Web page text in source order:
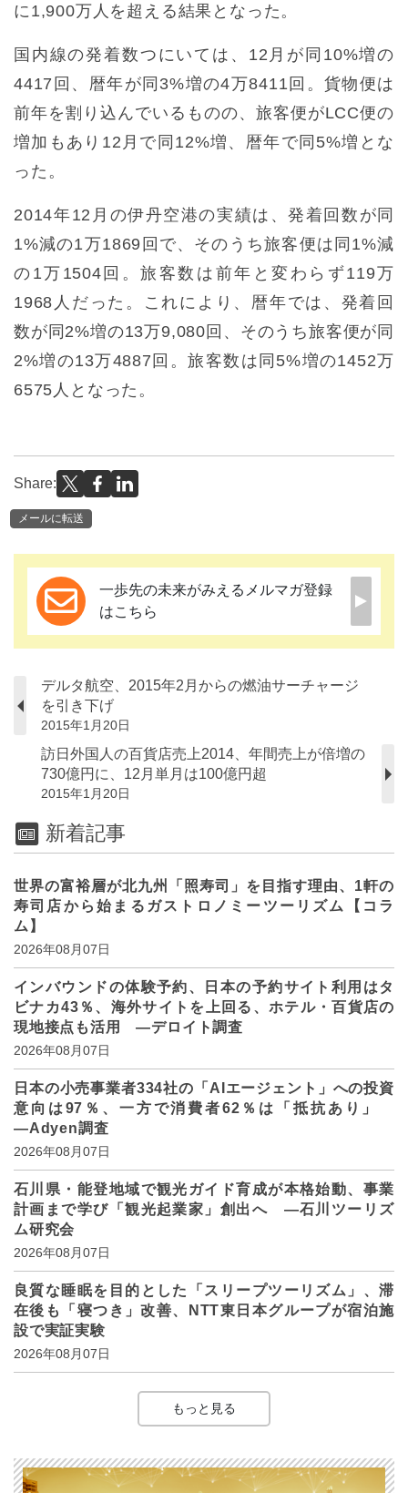
に1,900万人を超える結果となった。
国内線の発着数つにいては、12月が同10%増の
4417回、暦年が同3%増の4万8411回。貨物便は
前年を割り込んでいるものの、旅客便がLCC便の
増加もあり12月で同12%増、暦年で同5%増とな
った。
2014年12月の伊丹空港の実績は、発着回数が同
1%減の1万1869回で、そのうち旅客便は同1%減
の1万1504回。旅客数は前年と変わらず119万
1968人だった。これにより、暦年では、発着回
数が同2%増の13万9,080回、そのうち旅客便が同
2%増の13万4887回。旅客数は同5%増の1452万
6575人となった。
Share:
メールに転送
一歩先の未来がみえるメルマガ登録
はこちら
デルタ航空、2015年2月からの燃油サーチャージ
を引き下げ
2015年1月20日
訪日外国人の百貨店売上2014、年間売上が倍増の
730億円に、12月単月は100億円超
2015年1月20日
新着記事
世界の富裕層が北九州「照寿司」を目指す理由、1軒の
寿司店から始まるガストロノミーツーリズム【コラ
ム】
2026年08月07日
インバウンドの体験予約、日本の予約サイト利用はタ
ビナカ43％、海外サイトを上回る、ホテル・百貨店の
現地接点も活用 ―デロイト調査
2026年08月07日
日本の小売事業者334社の「AIエージェント」への投資
意向は97％、一方で消費者62％は「抵抗あり」
―Adyen調査
2026年08月07日
石川県・能登地域で観光ガイド育成が本格始動、事業
計画まで学び「観光起業家」創出へ ―石川ツーリズ
ム研究会
2026年08月07日
良質な睡眠を目的とした「スリープツーリズム」、滞
在後も「寝つき」改善、NTT東日本グループが宿泊施
設で実証実験
2026年08月07日
もっと見る